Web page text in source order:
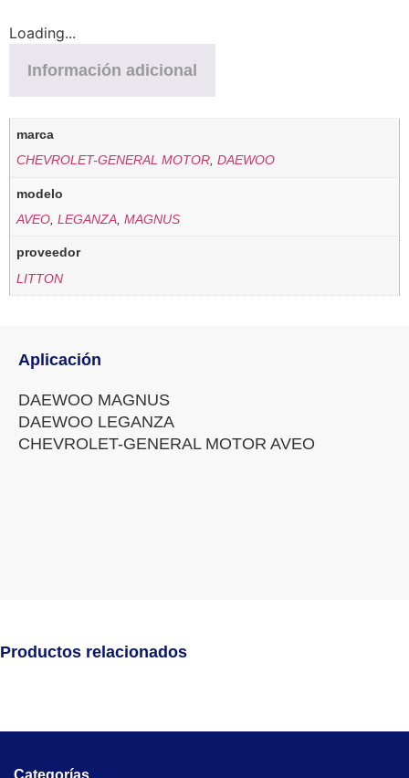
Loading...
Información adicional
marca
CHEVROLET-GENERAL MOTOR,DAEWOO
modelo
AVEO ,LEGANZA ,MAGNUS
proveedor
LITTON
Aplicación
DAEWOO MAGNUS
DAEWOO LEGANZA
CHEVROLET-GENERAL MOTOR AVEO
Productos relacionados